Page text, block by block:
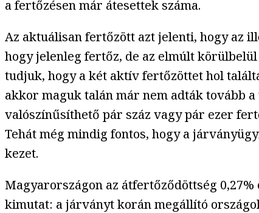
a fertőzésen már átesettek száma.
Az aktuálisan fertőzött azt jelenti, hogy az
hogy jelenleg fertőz, de az elmúlt
tudjuk, hogy a két aktív fertőzöttet hol
akkor maguk talán már nem adták tovább
valószínűsíthető pár száz vagy pár ezer
Tehát még mindig fontos, hogy a
kezet.
Magyarországon az átfertőződöttség
kimutat: a járványt korán megállító